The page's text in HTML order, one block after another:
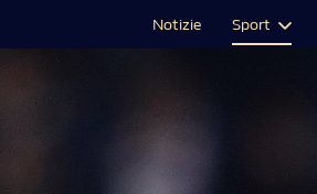
Notizie Sport